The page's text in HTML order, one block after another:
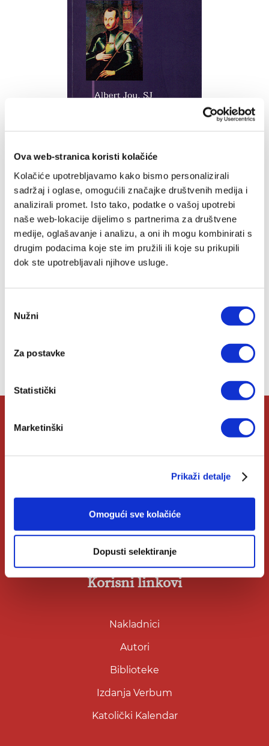
Ova web-stranica koristi kolačiće
Kolačiće upotrebljavamo kako bismo personalizirali
sadržaj i oglase, omogućili značajke društvenih medija i
analizirali promet. Isto tako, podatke o vašoj upotrebi
naše web-lokacije dijelimo s partnerima za društvene
medije, oglašavanje i analizu, a oni ih mogu kombinirati s
drugim podacima koje ste im pružili ili koje su prikupili
dok ste upotrebljavali njihove usluge.
pristanka
Nužni
Za postavke
Statistički
Marketinški
Prikaži detalje
Omogući sve kolačiće
Dopusti selektiranje
Ignacije Lojolski - rođen
da se bori
Albert Jou
8,49 EUR
Dodaj
Kontakt
Knjižare Verbum
Korisni linkovi
Nakladnici
Autori
Biblioteke
Izdanja Verbum
Katolički Kalendar